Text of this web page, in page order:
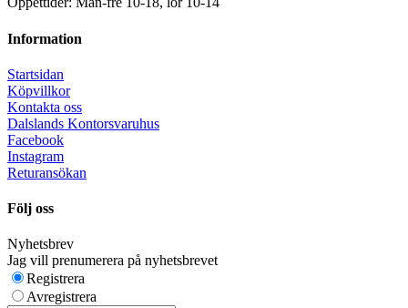
Information
Startsidan
Köpvillkor
Kontakta oss
Dalslands Kontorsvaruhus
Facebook
Instagram
Returansökan
Följ oss
Nyhetsbrev
Jag vill prenumerera på nyhetsbrevet
Registrera
Avregistrera